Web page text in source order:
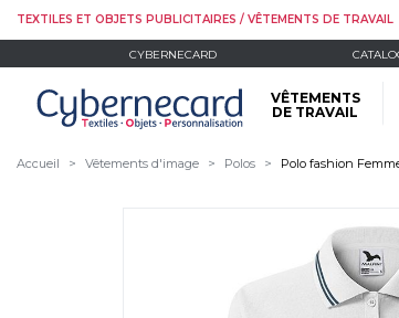
TEXTILES ET OBJETS PUBLICITAIRES / VÊTEMENTS DE TRAVAIL
CYBERNECARD
VÊTEMENTS
DE TRAVAIL
Accueil Vêtements d'image Polos
Polo fashion